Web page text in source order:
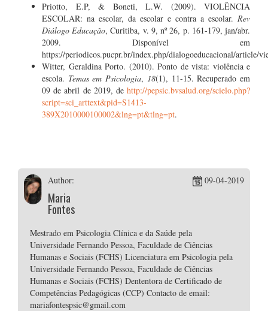
Priotto, E.P, & Boneti, L.W. (2009). VIOLÊNCIA
ESCOLAR: na escolar, da escolar e contra a escolar. Rev
Diálogo Educação, Curitiba, v. 9, nº 26, p. 161-179, jan/abr.
2009. Disponível em
https://periodicos.pucpr.br/index.php/dialogoeducacional/article/
Witter, Geraldina Porto. (2010). Ponto de vista: violência e
escola. Temas em Psicologia, 18(1), 11-15. Recuperado em
09 de abril de 2019, de http://pepsic.bvsalud.org/scielo.php?
script=sci_arttext&pid=S1413-
389X2010000100002&lng=pt&tlng=pt.
Author:
Maria
Fontes
09-04-2019
Mestrado em Psicologia Clínica e da Saúde pela
Universidade Fernando Pessoa, Faculdade de Ciências
Humanas e Sociais (FCHS) Licenciatura em Psicologia pela
Universidade Fernando Pessoa, Faculdade de Ciências
Humanas e Sociais (FCHS) Dententora de Certificado de
Competências Pedagógicas (CCP) Contacto de email:
mariafontespsic@gmail.com